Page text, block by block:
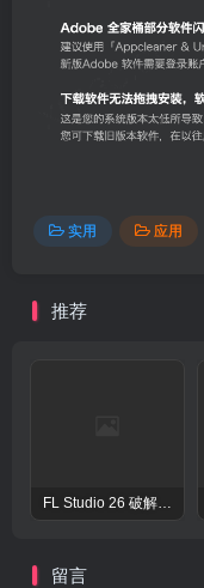
实用 应用
推荐
FL Studio 26 破解版 – 强大的音频后期处理程序
留言